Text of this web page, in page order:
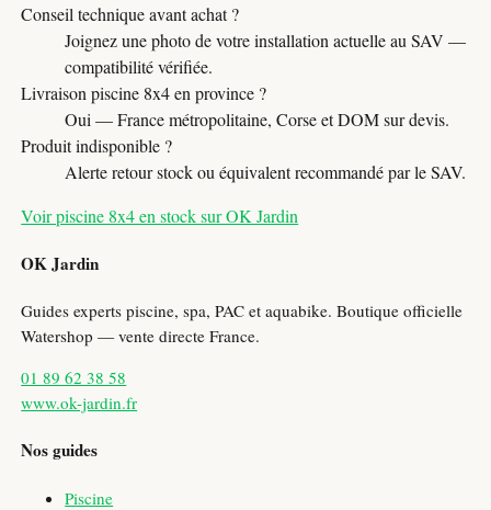
Conseil technique avant achat ?
Joignez une photo de votre installation actuelle au SAV —
compatibilité vérifiée.
Livraison piscine 8x4 en province ?
Oui — France métropolitaine, Corse et DOM sur devis.
Produit indisponible ?
Alerte retour stock ou équivalent recommandé par le SAV.
Voir piscine 8x4 en stock sur OK Jardin
OK Jardin
Guides experts piscine, spa, PAC et aquabike. Boutique officielle
Watershop — vente directe France.
01 89 62 38 58
www.ok-jardin.fr
Nos guides
Piscine